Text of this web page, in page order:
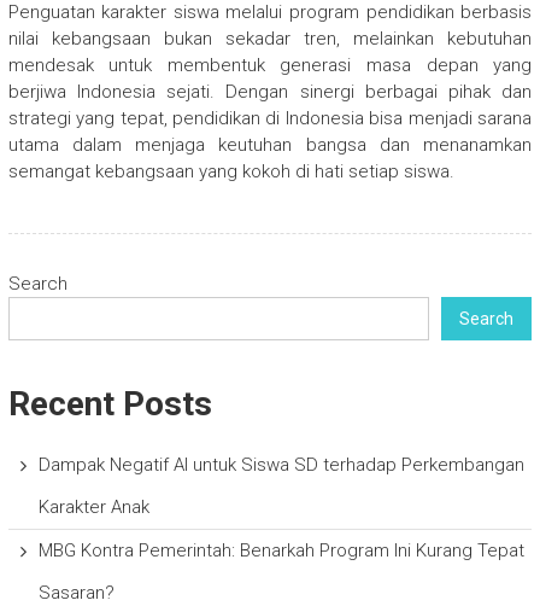
Penguatan karakter siswa melalui program pendidikan berbasis
nilai kebangsaan bukan sekadar tren, melainkan kebutuhan
mendesak untuk membentuk generasi masa depan yang
berjiwa Indonesia sejati. Dengan sinergi berbagai pihak dan
strategi yang tepat, pendidikan di Indonesia bisa menjadi sarana
utama dalam menjaga keutuhan bangsa dan menanamkan
semangat kebangsaan yang kokoh di hati setiap siswa.
Search
Search
Recent Posts
Dampak Negatif AI untuk Siswa SD terhadap Perkembangan
Karakter Anak
MBG Kontra Pemerintah: Benarkah Program Ini Kurang Tepat
Sasaran?